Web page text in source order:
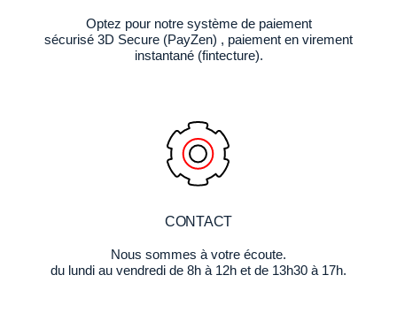
Optez pour notre système de paiement
sécurisé 3D Secure (PayZen) , paiement en virement
instantané (fintecture).
CONTACT
Nous sommes à votre écoute.
du lundi au vendredi de 8h à 12h et de 13h30 à 17h.